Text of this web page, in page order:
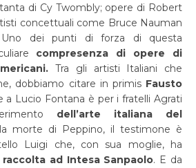
di Cy Twombly; opere di Robert
concettuali come Bruce Nauman
dei punti di forza di questa
compresenza di opere di
Tra gli artisti Italiani che
dobbiamo citare in primis Fausto
a Lucio Fontana è per i fratelli Agrati
dell’arte italiana del
morte di Peppino, il testimone è
Luigi che, con sua moglie, ha
ad Intesa Sanpaolo. E da